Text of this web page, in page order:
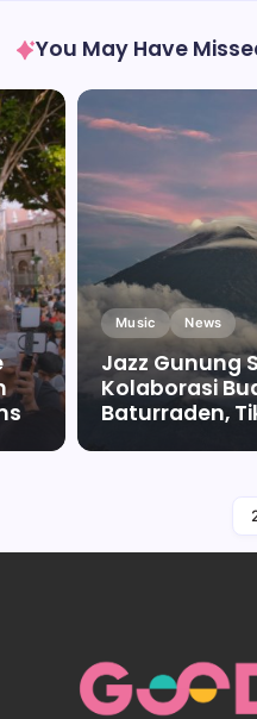
You May Have
Music News
Jazz Gunung
Kolaborasi
Baturraden,
By Falah Malaika